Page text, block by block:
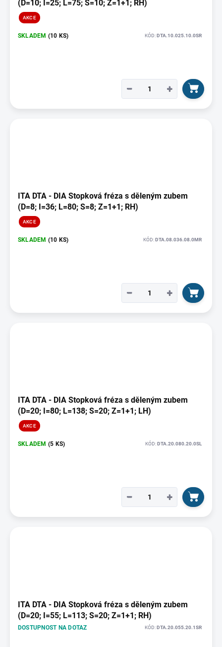
(D=10; I=25; L=75; S=10; Z=1+1; RH)
AKCE
SKLADEM (10 KS) KÓD:DTA.10.025.10.0SR
+
−
ITA DTA - DIA Stopková fréza s děleným zubem
(D=8; I=36; L=80; S=8; Z=1+1; RH)
AKCE
SKLADEM (10 KS) KÓD:DTA.08.036.08.0MR
+
−
ITA DTA - DIA Stopková fréza s děleným zubem
(D=20; I=80; L=138; S=20; Z=1+1; LH)
AKCE
SKLADEM (5 KS) KÓD:DTA.20.080.20.0SL
+
−
ITA DTA - DIA Stopková fréza s děleným zubem
(D=20; I=55; L=113; S=20; Z=1+1; RH)
DOSTUPNOST NA DOTAZ KÓD:DTA.20.055.20.1SR